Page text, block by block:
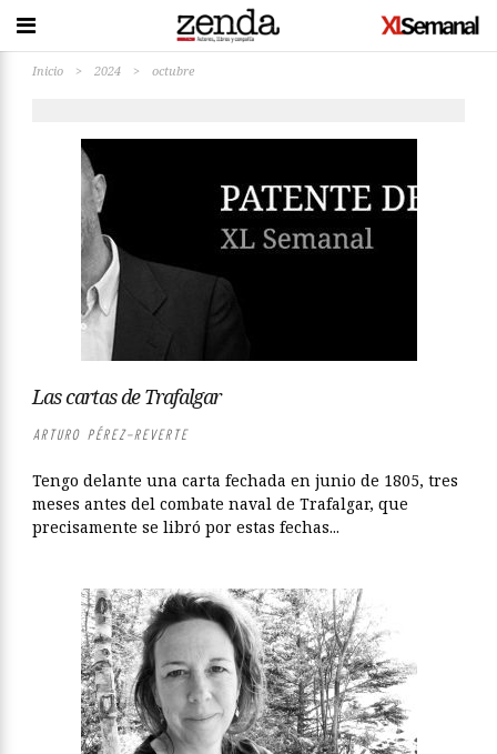
Inicio > 2024 > octubre
Las cartas de Trafalgar
ARTURO PÉREZ-REVERTE
Tengo delante una carta fechada en junio de 1805, tres
meses antes del combate naval de Trafalgar, que
precisamente se libró por estas fechas...